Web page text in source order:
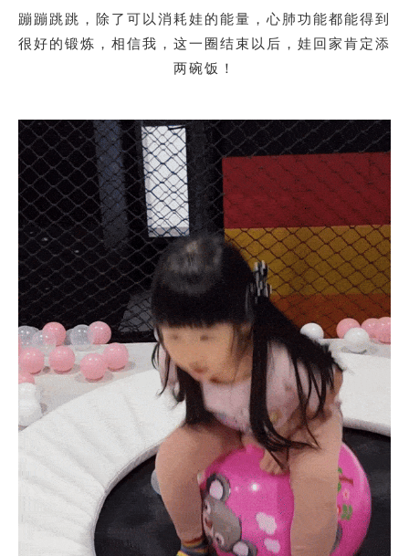
蹦蹦跳跳，除了可以消耗娃的能量，心肺功能都能得到
很好的锻炼，相信我，这一圈结束以后，娃回家肯定添
两碗饭！